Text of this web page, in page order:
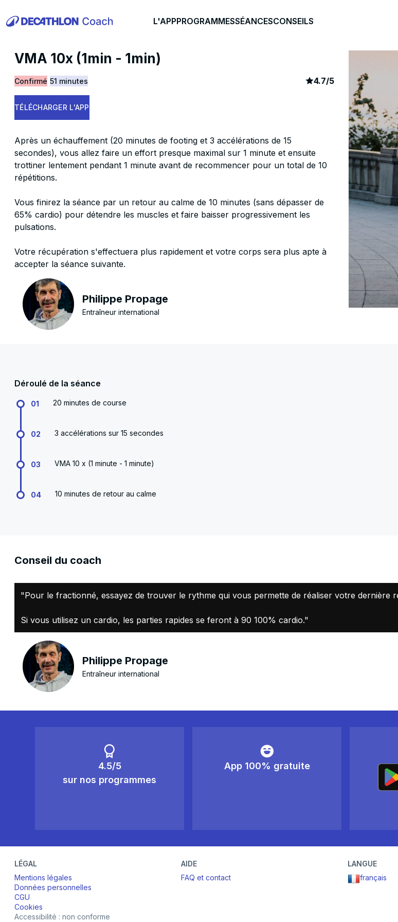
L'APPPROGRAMMESSÉANCESCONSEILS
VMA 10x (1min - 1min)
Confirmé 51 minutes article rating
4.7/5149
TÉLÉCHARGER L'APP
Après un échauffement (20 minutes de footing et 3 accélérations de 15
secondes), vous allez faire un effort presque maximal sur 1 minute et ensuite
trottiner lentement pendant 1 minute avant de recommencer pour un total de 10
répétitions.
Vous finirez la séance par un retour au calme de 10 minutes (sans dépasser de
65% cardio) pour détendre les muscles et faire baisser progressivement les
pulsations.
Votre récupération s'effectuera plus rapidement et votre corps sera plus apte à
accepter la séance suivante.
Philippe Propage
Entraîneur international
Déroulé de la séance
01 20 minutes de course
02 3 accélérations sur 15 secondes
03 VMA 10 x (1 minute - 1 minute)
04 10 minutes de retour au calme
Conseil du coach
"Pour le fractionné, essayez de trouver le rythme qui vous permette de réaliser votre dernière
Si vous utilisez un cardio, les parties rapides se feront à 90 100% cardio."
Philippe Propage
Entraîneur international
4.5/5
sur nos programmes
App 100% gratuite
LÉGAL
Mentions légales
Données personnelles
CGU
Cookies
Accessibilité : non conforme
AIDE
FAQ et contact
LANGUE
français